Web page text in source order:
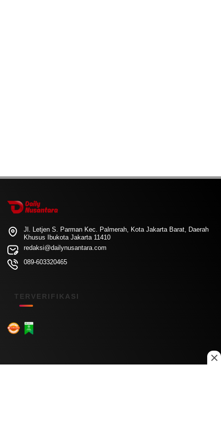
Jl. Letjen S. Parman Kec. Palmerah, Kota Jakarta Barat, Daerah
Khusus Ibukota Jakarta 11410
redaksi@dailynusantara.com
089-603320465
TERVERIFIKASI